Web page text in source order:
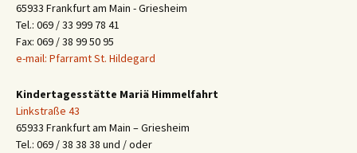
65933 Frankfurt am Main - Griesheim
Tel.: 069 / 33 999 78 41
Fax: 069 / 38 99 50 95
e-mail: Pfarramt St. Hildegard
Kindertagesstätte Mariä Himmelfahrt
Linkstraße 43
65933 Frankfurt am Main – Griesheim
Tel.: 069 / 38 38 38 und / oder